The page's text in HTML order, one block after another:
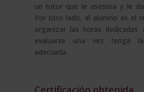
un tutor que le asesora y le
Por otro lado, el alumno es el
organizar las horas
evaluarse una vez tenga la
adecuada.
Certificación obtenida